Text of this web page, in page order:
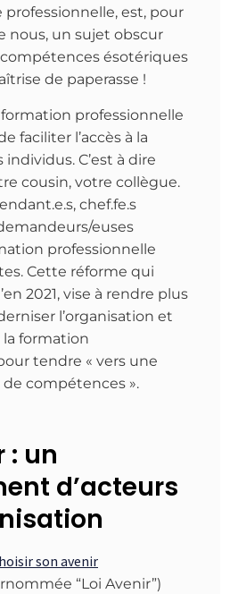
professionnelle, est, pour
nous, un sujet obscur
ésotériques
de paperasse !
professionnelle
faciliter l’accès à la
C’est à dire
cousin, votre collègue.
chef.fe.s
euses
professionnelle
Cette réforme qui
2021, vise à rendre plus
l’organisation et
la formation
tendre « vers une
compétences ».
: un
d’acteurs
son avenir
“Loi Avenir”)